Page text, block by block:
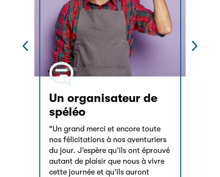
Un organisateur de
spéléo
"Un grand merci et encore toute
nos félicitations à nos aventuriers
du jour. J’espère qu’ils ont éprouvé
autant de plaisir que nous à vivre
cette journée et qu’ils auront